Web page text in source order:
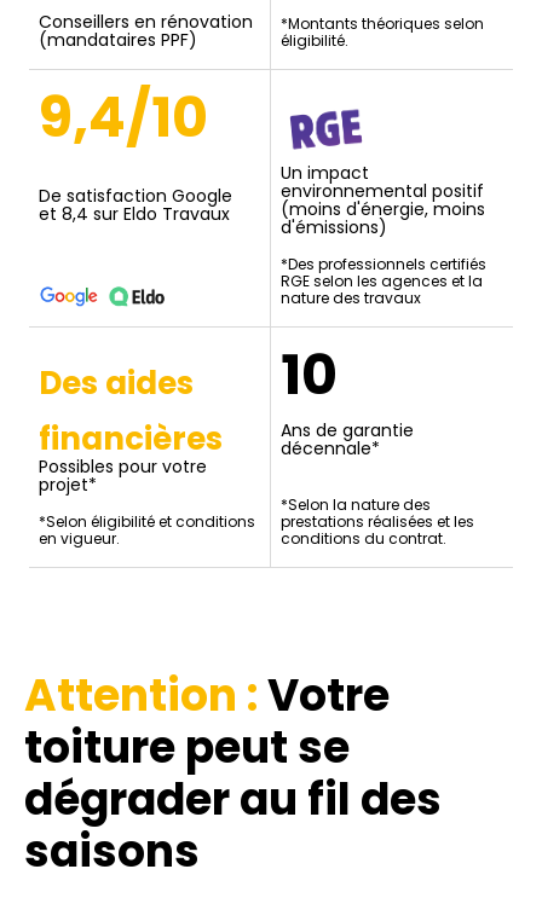
Conseillers en rénovation
(mandataires PPF)
*Montants théoriques selon
éligibilité.
9,4/10
De satisfaction Google
et 8,4 sur Eldo Travaux
Un impact
environnemental positif
(moins d'énergie, moins
d'émissions)
*Des professionnels certifiés
RGE selon les agences et la
nature des travaux
Des aides
financières
Possibles pour votre
projet*
*Selon éligibilité et conditions
en vigueur.
10
Ans de garantie
décennale*
*Selon la nature des
prestations réalisées et les
conditions du contrat.
Attention :Votre
toiturepeut se
dégrader au fil des
saisons